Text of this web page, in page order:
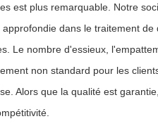
est plus remarquable. Notre
dans le traitement
Le nombre d'essieux,
non standard pour les
Alors que la qualité est